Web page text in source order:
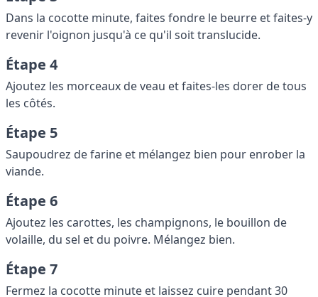
Dans la cocotte minute, faites fondre le beurre et faites-y
revenir l'oignon jusqu'à ce qu'il soit translucide.
Étape 4
Ajoutez les morceaux de veau et faites-les dorer de tous
les côtés.
Étape 5
Saupoudrez de farine et mélangez bien pour enrober la
viande.
Étape 6
Ajoutez les carottes, les champignons, le bouillon de
volaille, du sel et du poivre. Mélangez bien.
Étape 7
Fermez la cocotte minute et laissez cuire pendant 30